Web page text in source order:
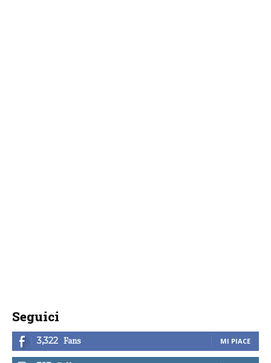
Seguici
3,322 Fans MI PIACE